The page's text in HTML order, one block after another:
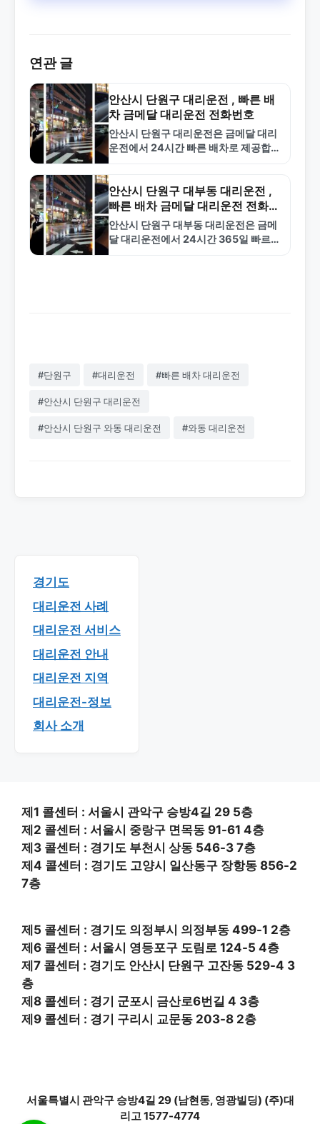
연관 글
안산시 단원구 대리운전 , 빠른 배
차 금메달 대리운전 전화번호
안산시 단원구 대리운전은 금메달 대리
운전에서 24시간 빠른 배차로 제공합니
의.
안산시 단원구 대부동 대리운전 ,
빠른 배차 금메달 대리운전 전화번
호
안산시 단원구 대부동 대리운전은 금메
달 대리운전에서 24시간 365일 빠르게
#단원구 #대리운전 #빠른 배차 대리운전
#안산시 단원구 대리운전
#안산시 단원구 와동 대리운전 #와동 대리운전
경기도
대리운전 사례
대리운전 서비스
대리운전 안내
대리운전 지역
대리운전-정보
회사 소개
제1 콜센터 : 서울시 관악구 승방4길 29 5층
제2 콜센터 : 서울시 중랑구 면목동 91-61 4층
제3 콜센터 : 경기도 부천시 상동 546-3 7층
제4 콜센터 : 경기도 고양시 일산동구 장항동 856-2
7층
제5 콜센터 : 경기도 의정부시 의정부동 499-1 2층
제6 콜센터 : 서울시 영등포구 도림로 124-5 4층
제7 콜센터 : 경기도 안산시 단원구 고잔동 529-4 3
층
제8 콜센터 : 경기 군포시 금산로6번길 4 3층
제9 콜센터 : 경기 구리시 교문동 203-8 2층
서울특별시 관악구 승방4길 29 (남현동, 영광빌딩) (주)대
리고 1577-4774